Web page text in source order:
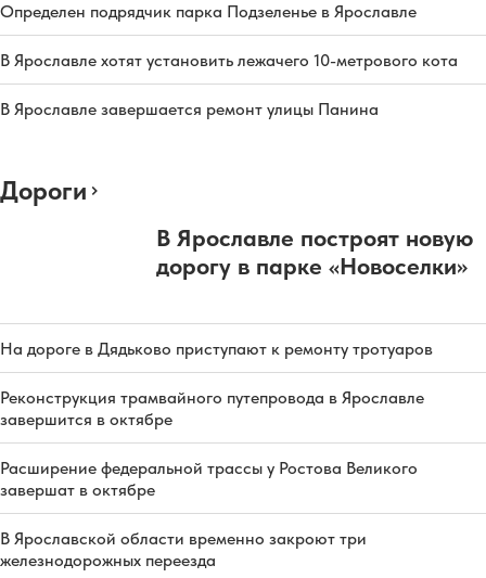
Определен подрядчик парка Подзеленье в Ярославле
В Ярославле хотят установить лежачего 10-метрового кота
В Ярославле завершается ремонт улицы Панина
Дороги
В Ярославле построят новую
дорогу в парке «Новоселки»
На дороге в Дядьково приступают к ремонту тротуаров
Реконструкция трамвайного путепровода в Ярославле
завершится в октябре
Расширение федеральной трассы у Ростова Великого
завершат в октябре
В Ярославской области временно закроют три
железнодорожных переезда